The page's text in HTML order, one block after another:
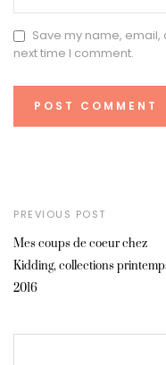
Save my name,
next time I comment.
PREVIOUS POST
Mes coups de coeur chez
Kidding, collections
2016